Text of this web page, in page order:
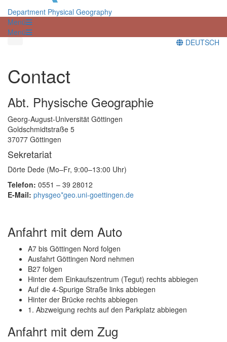
Department Physical Geography
Menü
Menü
DEUTSCH
Contact
Abt. Physische Geographie
Georg-August-Universität Göttingen
Goldschmidtstraße 5
37077 Göttingen
Sekretariat
Dörte Dede (Mo–Fr, 9:00–13:00 Uhr)
Telefon: 0551 – 39 28012
E-Mail: physgeo*geo.uni-goettingen.de
Anfahrt mit dem Auto
A7 bis Göttingen Nord folgen
Ausfahrt Göttingen Nord nehmen
B27 folgen
Hinter dem Einkaufszentrum (Tegut) rechts abbiegen
Auf die 4-Spurige Straße links abbiegen
Hinter der Brücke rechts abbiegen
1. Abzweigung rechts auf den Parkplatz abbiegen
Anfahrt mit dem Zug